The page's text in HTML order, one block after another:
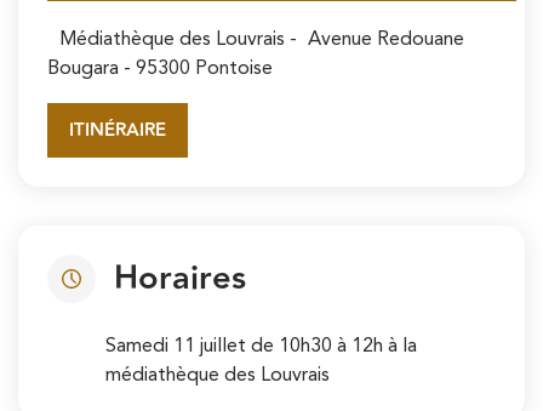
Médiathèque des Louvrais -
Avenue Redouane
Bougara - 95300 Pontoise
ITINÉRAIRE
Horaires
Samedi 11 juillet de 10h30 à 12h à la
médiathèque des Louvrais